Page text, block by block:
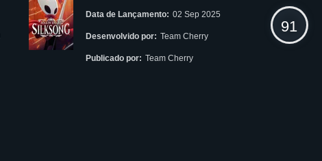
Data de Lançamento: 02 Sep 2025
Desenvolvido por: Team Cherry
Publicado por: Team Cherry
91